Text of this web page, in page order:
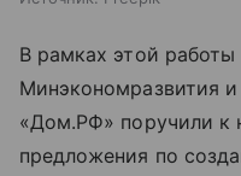
В рамках этой
Минэкономразвития и
«Дом.РФ» поручили к
предложения по